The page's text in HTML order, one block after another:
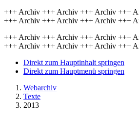
+++ Archiv +++ Archiv +++ Archiv +++
+++ Archiv +++ Archiv +++ Archiv +++
+++ Archiv +++ Archiv +++ Archiv +++
+++ Archiv +++ Archiv +++ Archiv +++
Direkt zum Hauptinhalt springen
Direkt zum Hauptmenü springen
Webarchiv
Texte
2013